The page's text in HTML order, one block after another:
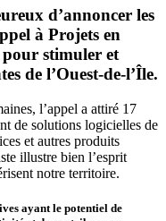
d’annoncer les
à Projets en
stimuler et
de l’Ouest-de-l’Île.
l’appel a attiré 17
de solutions logicielles de
et autres produits
illustre bien l’esprit
notre territoire.
ayant le potentiel de